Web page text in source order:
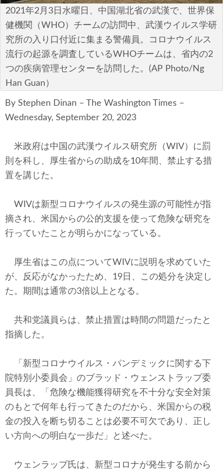
ポリシー
税制・予算
エネルギー・環境
サイバーセキュリティ―
航空宇宙・防衛
テクノロジー
コメンタリー
社説
ビル・ガーツ
東京発
2021年2月3日水曜日、中国湖北省の武漢で、世界保
健機関（WHO）チームの訪問中、武漢ウイルス学研
究所の入り口付近に集まる警備員。コロナウイルス
流行の起源を調査しているWHOチームは、省内の2
つの疾病管理センターを訪問した。(AP Photo/Ng
Han Guan）
By Stephen Dinan – The Washington Times –
Wednesday, September 20, 2023
米政府は中国の武漢ウイルス研究所（WIV）に罰
則を科し、厚生省からの助成を10年間、禁止する措
置を講じた。
WIVは新型コロナウイルスの発生源の可能性が指
摘され、米国からの公的支援を使って危険な研究を
行っていたことが明らかになっている。
厚生省はこの点についてWIVに説明を求めていた
が、反応がなかったため、19日、この処分を決定し
た。期間は通常の3倍以上となる。
共和党議員らは、禁止措置は時間の問題だったと
指摘した。
「新型コロナウイルス・パンデミックに関する下
院特別小委員会」のブラッド・ウェンストラップ委
員長は、「危険な機能獲得研究を不十分な安全対策
のもとで何年も行ってきたのだから、米国からの税
金の投入を断ち切ることは必要不可欠であり、正し
い方向への明白な一歩だ」と述べた。
ウェンラップ氏は、新型コロナが発生する前から